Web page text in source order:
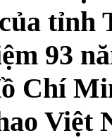
tỉnh
93
Chí
Việt